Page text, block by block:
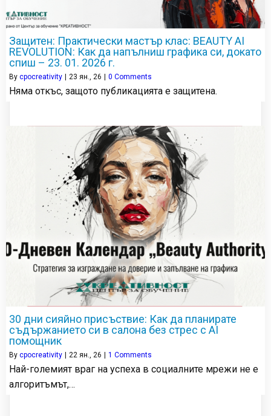
Защитен: Практически мастър клас: BEAUTY AI
REVOLUTION: Как да напълниш графика си, докато
спиш – 23. 01. 2026 г.
By cpocreativity | 23 ян., 26 | 0 Comments
Няма откъс, защото публикацията е защитена.
30 дни сияйно присъствие: Как да планирате
съдържанието си в салона без стрес с AI
помощник
By cpocreativity 22 ян., 26 1 Comments
Най-големият враг на успеха в социалните мрежи не е
алгоритъмът,…